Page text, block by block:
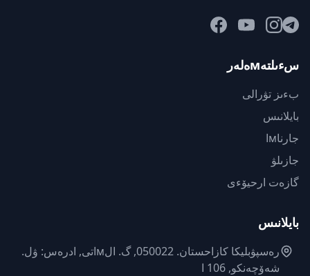
سءىلتەмەلەر
بءىز تۋرالى
بايلانىس
جارناмا
جازىلۋ
گازەت ارحيۆءى
بايلانىس
رەسپۋبليكا كازاحستان. 050022, گ. الмاتى, ادرەس: ۋل.
شەۆچەنكو, 106 ا